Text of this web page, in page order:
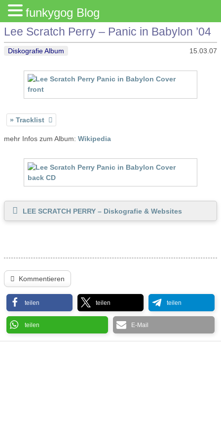
Lee Scratch Perry – Panic in Babylon ’04
Diskografie Album 15.03.07
Tracklist
mehr Infos zum Album: Wikipedia
LEE SCRATCH PERRY – Diskografie & Websites
Kommentieren
teilen teilen teilen
teilen E-Mail
funkygog Blog